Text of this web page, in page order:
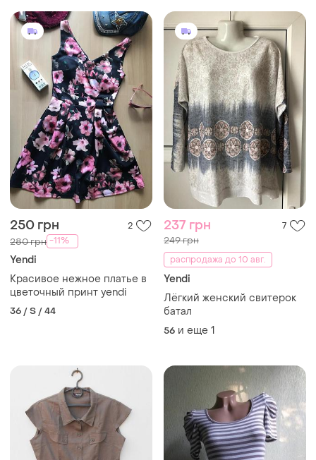
250 грн 2
280 грн -11%
Yendi
Красивое нежное платье в
цветочный принт yendi
36 / S / 44
237 грн 7
249 грн
распродажа до 10 авг.
Yendi
Лёгкий женский свитерок
батал
56 и еще 1